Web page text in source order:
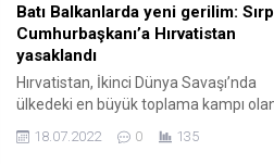
Batı Balkanlarda yeni gerilim: Sırp
Cumhurbaşkanı’a Hırvatistan
yasaklandı
Hırvatistan, İkinci Dünya Savaşı’nda
ülkedeki en büyük toplama kampı
Sırbistan Cumhurbaşkanı Aleksandar
18.07.2022 0 135